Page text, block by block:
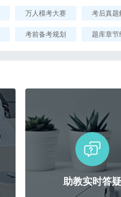
万人模考大赛 考后真题
考前备考规划 题库章节
助教实时答疑